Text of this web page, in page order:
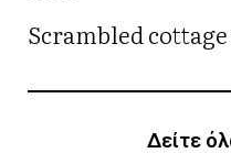
Scrambled cottage
Δείτε